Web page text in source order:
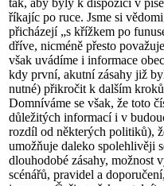
tak, aby byly k dispozici v
říkajíc po ruce. Jsme si
přicházejí „s křížkem po
dříve, nicméně přesto
však uvádíme i informace
kdy první, akutní zásahy již
nutné) přikročit k dalším
Domníváme se však, že toto
důležitých informací i v
rozdíl od některých politiků),
umožňuje daleko spolehlivěji
dlouhodobé zásahy, možnost
scénářů, pravidel a